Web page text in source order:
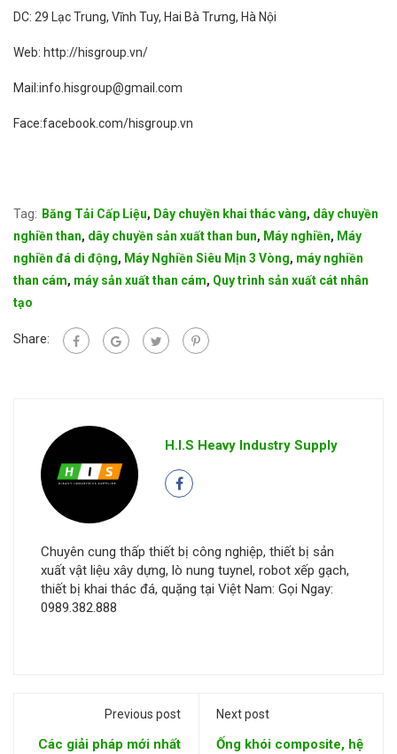
DC: 29 Lạc Trung, Vĩnh Tuy, Hai Bà Trưng, Hà Nội
Web: http://hisgroup.vn/
Mail:info.hisgroup@gmail.com
Face:facebook.com/hisgroup.vn
Tag: Băng Tải Cấp Liệu, Dây chuyền khai thác vàng, dây chuyền
nghiền than, dây chuyền sản xuất than bun, Máy nghiền, Máy
nghiền đá di động, Máy Nghiền Siêu Mịn 3 Vòng, máy nghiền
than cám, máy sản xuất than cám, Quy trình sản xuất cát nhân
tạo
Share:
H.I.S Heavy Industry Supply
Chuyên cung thấp thiết bị công nghiệp, thiết bị sản
xuất vật liệu xây dựng, lò nung tuynel, robot xếp gạch,
thiết bị khai thác đá, quặng tại Việt Nam: Gọi Ngay:
0989.382.888
Previous post
Các giải pháp mới nhất
Next post
Ống khói composite, hệ